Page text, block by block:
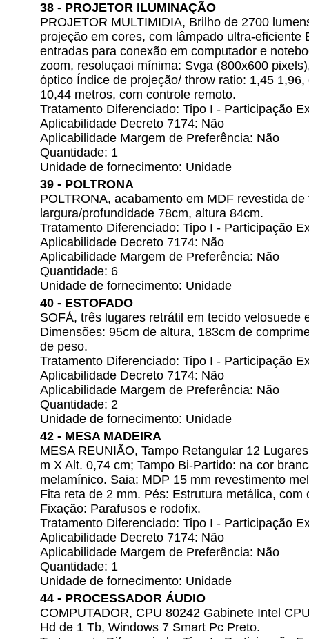
38 - PROJETOR ILUMINAÇÃO
PROJETOR MULTIMIDIA, Brilho de 2700
projeção em cores, com lâmpado ultra-eficiente
entradas para conexão em computador e
zoom, resoluçaoi mínima: Svga (800x600
óptico Índice de projeção/ throw ratio: 1,45
10,44 metros, com controle remoto.
Tratamento Diferenciado: Tipo I - Participação
Aplicabilidade Decreto 7174: Não
Aplicabilidade Margem de Preferência: Não
Quantidade: 1
Unidade de fornecimento: Unidade
39 - POLTRONA
POLTRONA, acabamento em MDF revestida
largura/profundidade 78cm, altura 84cm.
Tratamento Diferenciado: Tipo I - Participação
Aplicabilidade Decreto 7174: Não
Aplicabilidade Margem de Preferência: Não
Quantidade: 6
Unidade de fornecimento: Unidade
40 - ESTOFADO
SOFÁ, três lugares retrátil em tecido velosuede
Dimensões: 95cm de altura, 183cm de
de peso.
Tratamento Diferenciado: Tipo I - Participação
Aplicabilidade Decreto 7174: Não
Aplicabilidade Margem de Preferência: Não
Quantidade: 2
Unidade de fornecimento: Unidade
42 - MESA MADEIRA
MESA REUNIÃO, Tampo Retangular 12
m X Alt. 0,74 cm; Tampo Bi-Partido: na cor
melamínico. Saia: MDP 15 mm revestimento
Fita reta de 2 mm. Pés: Estrutura metálica,
Fixação: Parafusos e rodofix.
Tratamento Diferenciado: Tipo I - Participação
Aplicabilidade Decreto 7174: Não
Aplicabilidade Margem de Preferência: Não
Quantidade: 1
Unidade de fornecimento: Unidade
44 - PROCESSADOR ÁUDIO
COMPUTADOR, CPU 80242 Gabinete Intel
Hd de 1 Tb, Windows 7 Smart Pc Preto.